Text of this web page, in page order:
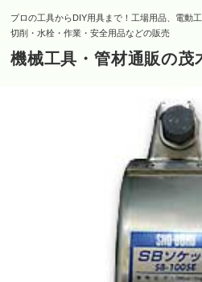
プロの工具からDIY用具まで！工場用品、電動
切削・水栓・作業・安全用品などの販売
機械工具・管材通販の茂